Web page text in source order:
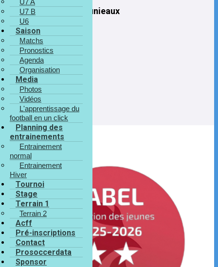
U7 A
U7 B
U6
Saison
Matchs
Pronostics
Agenda
Organisation
Media
Photos
Vidéos
L'apprentissage du
football en un click
Planning des
entrainements
Entrainement
normal
Entrainement
Hiver
Tournoi
Stage
Terrain 1
Terrain 2
Acff
Pré-inscriptions
Contact
Prosoccerdata
Sponsor
JOHNNY Jeunieaux
Quelques photos des matchs des U7-U8-U9- et U10
de samedi 31/01/26
U13 Girls Enghiennois - Wasmes 29-09-24
U13 Girls Enghiennois - Havinnes 6-10-24